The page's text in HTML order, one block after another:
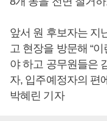
앞서 원 후보자는 지
고 현장을 방문해 “
야 하고 공무원들은
자, 입주예정자의 편
박혜린 기자